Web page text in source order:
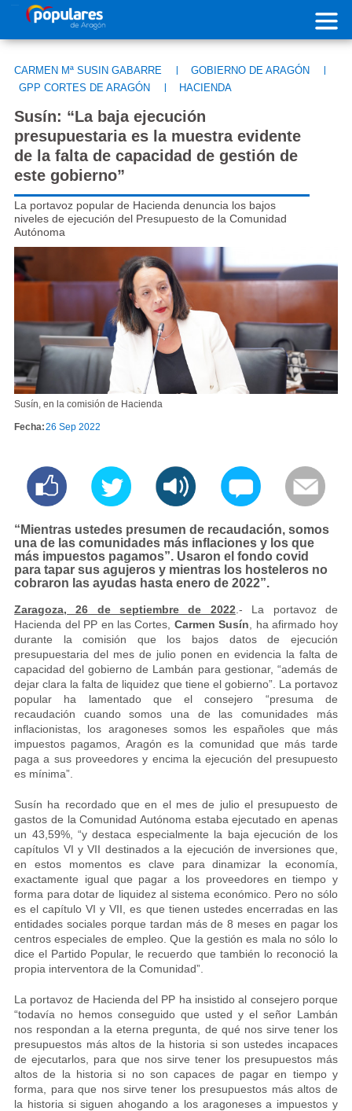
Pasar al contenido principal
CARMEN Mª SUSIN GABARRE | GOBIERNO DE ARAGÓN |
GPP CORTES DE ARAGÓN | HACIENDA
Susín: “La baja ejecución
presupuestaria es la muestra evidente
de la falta de capacidad de gestión de
este gobierno”
La portavoz popular de Hacienda denuncia los bajos
niveles de ejecución del Presupuesto de la Comunidad
Autónoma
Susín, en la comisión de Hacienda
Fecha:26 Sep 2022
“Mientras ustedes presumen de recaudación, somos
una de las comunidades más inflaciones y los que
más impuestos pagamos”. Usaron el fondo covid
para tapar sus agujeros y mientras los hosteleros no
cobraron las ayudas hasta enero de 2022”.
Zaragoza, 26 de septiembre de 2022 .- La portavoz de
Hacienda del PP en las Cortes, Carmen Susín , ha afirmado hoy
durante la comisión que los bajos datos de ejecución
presupuestaria del mes de julio ponen en evidencia la falta de
capacidad del gobierno de Lambán para gestionar, “además de
dejar clara la falta de liquidez que tiene el gobierno”. La portavoz
popular ha lamentado que el consejero “presuma de
recaudación cuando somos una de las comunidades más
inflacionistas, los aragoneses somos les españoles que más
impuestos pagamos, Aragón es la comunidad que más tarde
paga a sus proveedores y encima la ejecución del presupuesto
es mínima”.
Susín ha recordado que en el mes de julio el presupuesto de
gastos de la Comunidad Autónoma estaba ejecutado en apenas
un 43,59%, “y destaca especialmente la baja ejecución de los
capítulos VI y VII destinados a la ejecución de inversiones que,
en estos momentos es clave para dinamizar la economía,
exactamente igual que pagar a los proveedores en tiempo y
forma para dotar de liquidez al sistema económico. Pero no sólo
es el capítulo VI y VII, es que tienen ustedes encerradas en las
entidades sociales porque tardan más de 8 meses en pagar los
centros especiales de empleo. Que la gestión es mala no sólo lo
dice el Partido Popular, le recuerdo que también lo reconoció la
propia interventora de la Comunidad”.
La portavoz de Hacienda del PP ha insistido al consejero porque
“todavía no hemos conseguido que usted y el señor Lambán
nos respondan a la eterna pregunta, de qué nos sirve tener los
presupuestos más altos de la historia si son ustedes incapaces
de ejecutarlos, para que nos sirve tener los presupuestos más
altos de la historia si no son capaces de pagar en tiempo y
forma, para que nos sirve tener los presupuestos más altos de
la historia si siguen ahogando a los aragoneses a impuestos y